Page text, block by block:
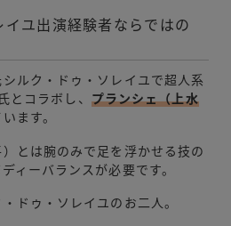
ユ出演経験者ならではの
ルク・ドゥ・ソレイユで超人系
コラボし、 プランシェ（上水
ます。
とは腕のみで足を浮かせる技の
ィーバランスが必要です。
ドゥ・ソレイユのお二人。